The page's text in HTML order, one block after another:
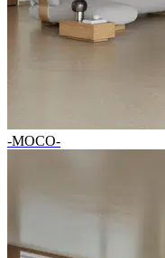
-MOCO-